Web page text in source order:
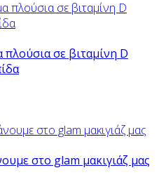
πλούσια σε βιταμίνη D
στο glam μακιγιάζ μας